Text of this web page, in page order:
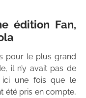
édition Fan,
pour le plus grand
il n’y avait pas de
une fois que le
été pris en compte,